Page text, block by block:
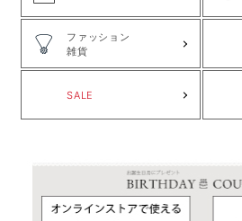
ファッション
雑貨
SALE